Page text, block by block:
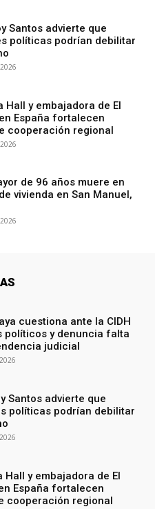
Santos advierte que
políticas podrían debilitar
Hall y embajadora de El
España fortalecen
cooperación regional
de 96 años muere en
vivienda en San Manuel,
cuestiona ante la CIDH
políticos y denuncia falta
judicial
Santos advierte que
políticas podrían debilitar
Hall y embajadora de El
España fortalecen
cooperación regional